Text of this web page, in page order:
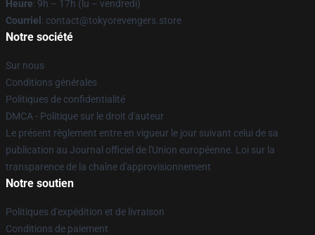
Heure: 9h – 17h (lu – vendredi)
Courriel : contact@tokyorevengers.store
Notre société
Sur nous
Conditions générales
Politiques de confidentialité
DMCA - Politique sur le droit d'auteur
Le présent règlement entre en vigueur le jour suivant celui de sa
publication au Journal officiel de l'Union européenne. Loi sur la
transparence de la chaîne d'approvisionnement
Notre soutien
Politiques d'expédition et de livraison
Conditions de paiement